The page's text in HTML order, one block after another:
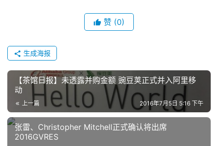
赞 (0)
生成海报
【茶馆日报】未透露并购金额 豌豆荚正式并入阿里移
动
上一篇 2016年7月5日 5:16 下午
张雷、Christopher Mitchell正式确认将出席
2016GVRES